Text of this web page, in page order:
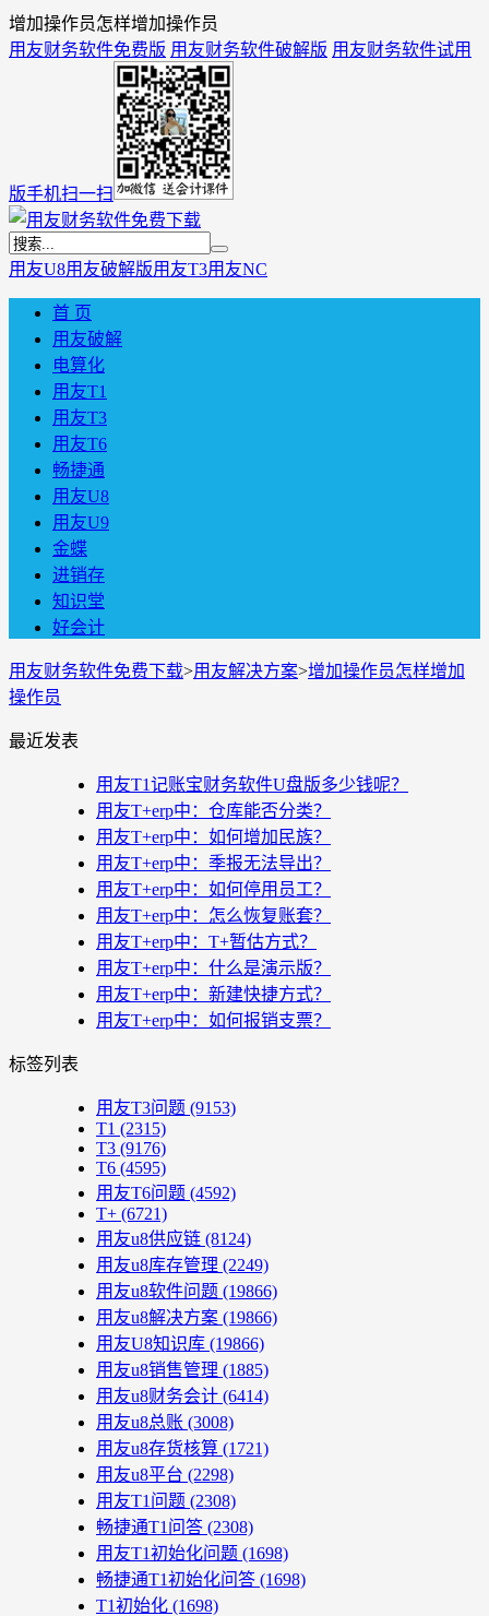
增加操作员怎样增加操作员
用友财务软件免费版 用友财务软件破解版 用友财务软件试用
版手机扫一扫
用友U8用友破解版用友T3用友NC
首 页
用友破解
电算化
用友T1
用友T3
用友T6
畅捷通
用友U8
用友U9
金蝶
进销存
知识堂
好会计
用友财务软件免费下载>用友解决方案>增加操作员怎样增加
操作员
最近发表
用友T1记账宝财务软件U盘版多少钱呢？
用友T+erp中：仓库能否分类？
用友T+erp中：如何增加民族？
用友T+erp中：季报无法导出？
用友T+erp中：如何停用员工？
用友T+erp中：怎么恢复账套？
用友T+erp中：T+暂估方式？
用友T+erp中：什么是演示版？
用友T+erp中：新建快捷方式？
用友T+erp中：如何报销支票？
标签列表
用友T3问题 (9153)
T1 (2315)
T3 (9176)
T6 (4595)
用友T6问题 (4592)
T+ (6721)
用友u8供应链 (8124)
用友u8库存管理 (2249)
用友u8软件问题 (19866)
用友u8解决方案 (19866)
用友U8知识库 (19866)
用友u8销售管理 (1885)
用友u8财务会计 (6414)
用友u8总账 (3008)
用友u8存货核算 (1721)
用友u8平台 (2298)
用友T1问题 (2308)
畅捷通T1问答 (2308)
用友T1初始化问题 (1698)
畅捷通T1初始化问答 (1698)
T1初始化 (1698)